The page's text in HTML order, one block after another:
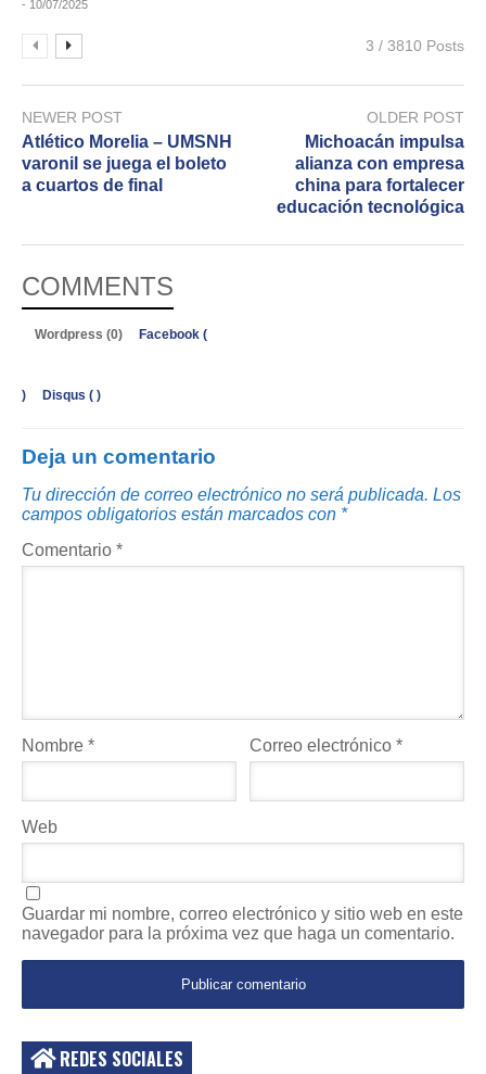
- 10/07/2025
3 / 3810 Posts
NEWER POST
Atlético Morelia – UMSNH
varonil se juega el boleto
a cuartos de final
OLDER POST
Michoacán impulsa
alianza con empresa
china para fortalecer
educación tecnológica
COMMENTS
Wordpress (0) Facebook (
) Disqus ( )
Deja un comentario
Tu dirección de correo electrónico no será publicada. Los
campos obligatorios están marcados con *
Comentario *
Nombre * Correo electrónico*
Web
Guardar mi nombre, correo electrónico y sitio web en este
navegador para la próxima vez que haga un comentario.
REDES SOCIALES